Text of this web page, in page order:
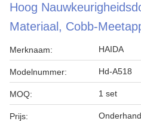
Hoog
Materiaal, Cobb-
Merknaam: HAIDA
Modelnummer: Hd-A518
MOQ: 1 set
Prijs: